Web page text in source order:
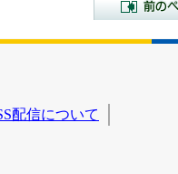
配信について